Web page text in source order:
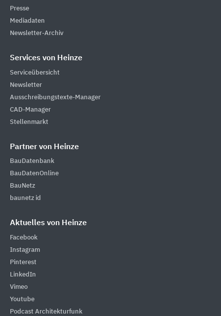
Presse
Mediadaten
Newsletter-Archiv
Services von Heinze
Serviceübersicht
Newsletter
Ausschreibungstexte-Manager
CAD-Manager
Stellenmarkt
Partner von Heinze
BauDatenbank
BauDatenOnline
BauNetz
baunetz id
Aktuelles von Heinze
Facebook
Instagram
Pinterest
LinkedIn
Vimeo
Youtube
Podcast Architekturfunk